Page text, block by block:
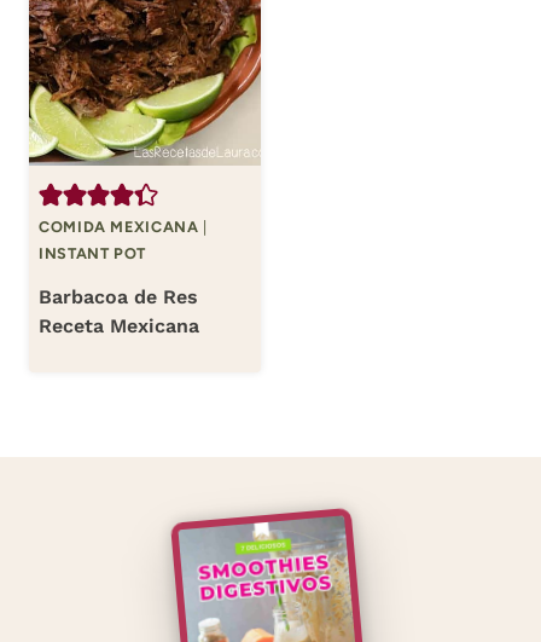
COMIDA MEXICANA
INSTANT POT
Barbacoa de Res
Receta Mexicana